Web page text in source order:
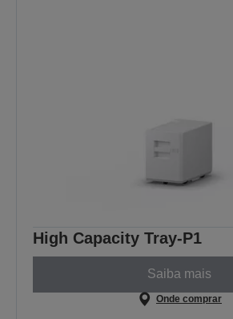
High Capacity Tray-P1
Saiba mais
Onde comprar